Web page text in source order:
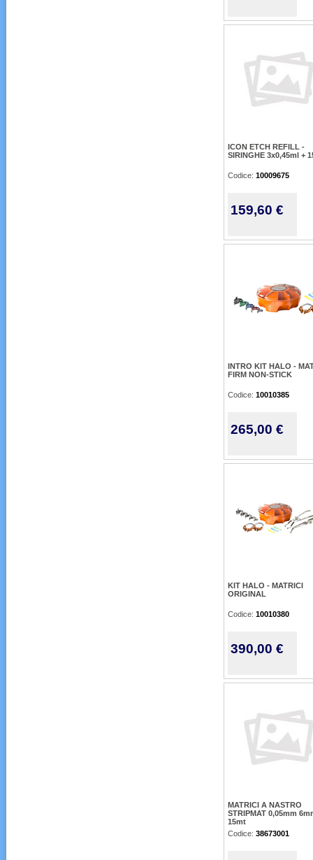
ICON ETCH REFILL -
SIRINGHE 3x0,45ml +
Codice: 10009675
159,60 €
INTRO KIT HALO -
FIRM NON-STICK
Codice: 10010385
265,00 €
KIT HALO - MATRICI
ORIGINAL
Codice: 10010380
390,00 €
MATRICI A NASTRO
STRIPMAT 0,05mm
15mt
Codice: 38673001